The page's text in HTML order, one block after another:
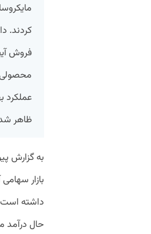
کردند.
فروش
عملکرد
ظاهر
به گزارش